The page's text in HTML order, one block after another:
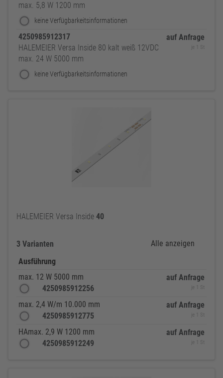
max. 5,8 W 1200 mm
keine Verfügbarkeitsinformationen
4250985912317
HALEMEIER Versa Inside 80 kalt weiß 12VDC
max. 24 W 5000 mm
keine Verfügbarkeitsinformationen
auf Anfrage
je 1 St
HALEMEIER Versa Inside 40
3 Varianten
Alle anzeigen
Ausführung
max. 12 W 5000 mm
4250985912256
auf Anfrage
je 1 St
max. 2,4 W/m 10.000 mm
4250985912775
auf Anfrage
je 1 St
HAmax. 2,9 W 1200 mm
4250985912249
auf Anfrage
je 1 St